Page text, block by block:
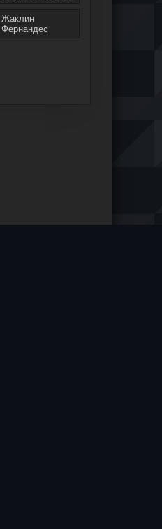
Жаклин
Фернандес